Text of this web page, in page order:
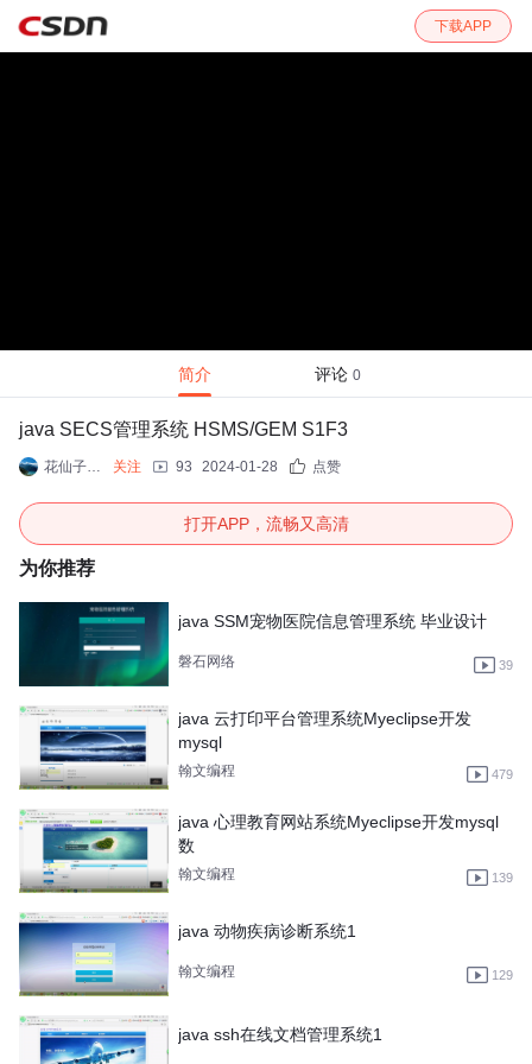
下载APP
简介 评论 0
java SECS管理系统 HSMS/GEM S1F3
花仙子166 关注 93 2024-01-28 点赞
打开APP，流畅又高清
为你推荐
java SSM宠物医院信息管理系统 毕业设计
磐石网络 39
java 云打印平台管理系统Myeclipse开发
mysql
翰文编程 479
java 心理教育网站系统Myeclipse开发mysql
数
翰文编程 139
java 动物疾病诊断系统1
翰文编程 129
java ssh在线文档管理系统1